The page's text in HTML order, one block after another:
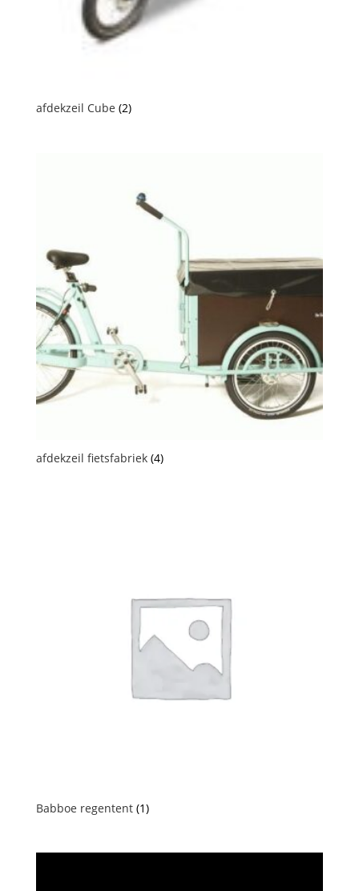
afdekzeil Cube (2)
afdekzeil fietsfabriek (4)
Babboe regentent (1)